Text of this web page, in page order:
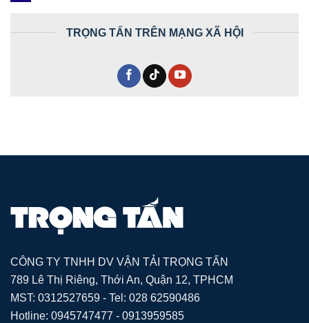
TRỌNG TẤN TRÊN MẠNG XÃ HỘI
CÔNG TY TNHH DV VẬN TẢI TRỌNG TẤN
789 Lê Thị Riêng, Thới An, Quận 12, TPHCM
MST: 0312527659 - Tel: 028 62590486
Hotline: 0945747477 - 0913959585